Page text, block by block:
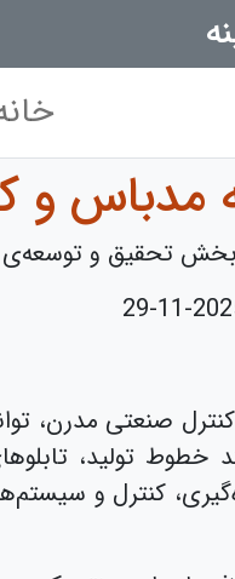
مدباس و
تحقیق و توسعه‌ی
2025-
صنعتی مدرن،
خطوط تولید،
کنترل و